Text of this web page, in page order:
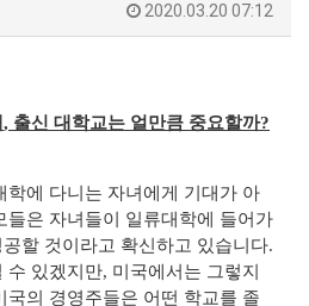
2020.03.20 07:12
, 출신 대학교는 얼만큼 중요할까?
학에 다니는 자녀에게 기대가 아
들은 자녀들이 일류대학에 들어가
할 것이라고 확신하고 있습니다.
수 있겠지만, 미국에서는 그렇지
국의 경영주들은 어떤 학교를 졸